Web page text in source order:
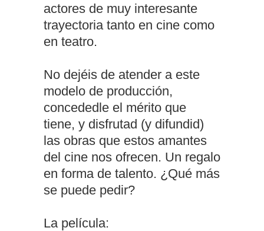
actores de muy interesante
trayectoria tanto en cine como
en teatro.
No dejéis de atender a este
modelo de producción,
concededle el mérito que
tiene, y disfrutad (y difundid)
las obras que estos amantes
del cine nos ofrecen. Un regalo
en forma de talento. ¿Qué más
se puede pedir?
La película: